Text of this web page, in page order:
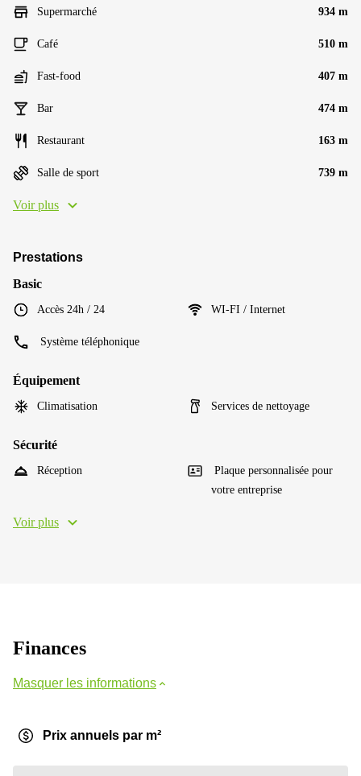
Supermarché 934 m
Café 510 m
Fast-food 407 m
Bar 474 m
Restaurant 163 m
Salle de sport 739 m
Voir plus
Prestations
Basic
Accès 24h / 24 WI-FI / Internet
Système téléphonique
Équipement
Climatisation Services de nettoyage
Sécurité
Réception
Plaque personnalisée pour
votre entreprise
Voir plus
Finances
Masquer les informations
Prix annuels par m²